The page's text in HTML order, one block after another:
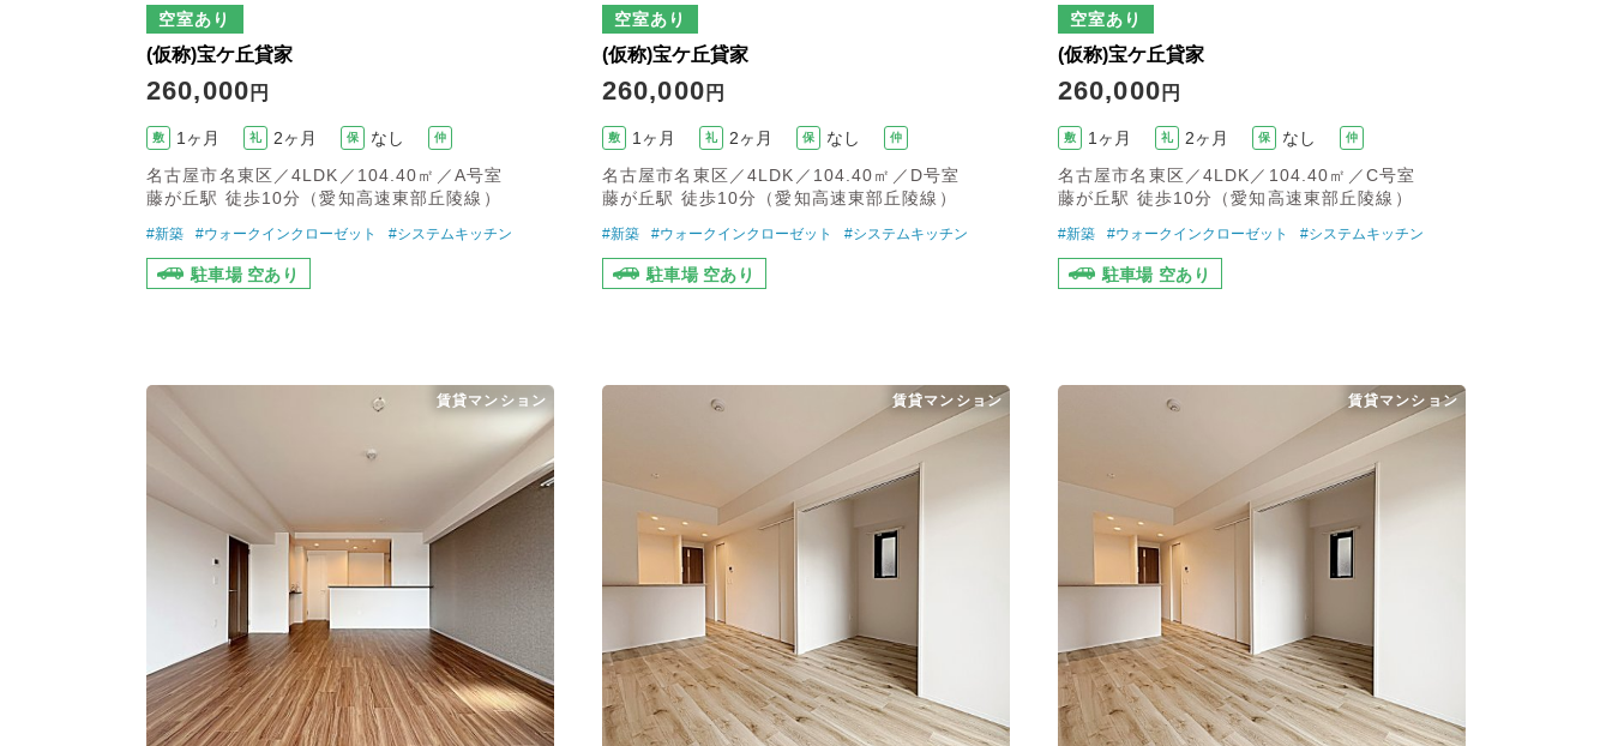
空室あり
(仮称)宝ケ丘貸家
260,000 円
敷 1ヶ月 礼 2ヶ月 保 なし 仲
名古屋市名東区／4LDK／104.40㎡／A号室
藤が丘駅 徒歩10分（愛知高速東部丘陵線）
#新築 #ウォークインクローゼット #システムキッチン
駐車場 空あり
空室あり
(仮称)宝ケ丘貸家
260,000 円
敷 1ヶ月 礼 2ヶ月 保 なし 仲
名古屋市名東区／4LDK／104.40㎡／D号室
藤が丘駅 徒歩10分（愛知高速東部丘陵線）
#新築 #ウォークインクローゼット #システムキッチン
駐車場 空あり
空室あり
(仮称)宝ケ丘貸家
260,000 円
敷 1ヶ月 礼 2ヶ月 保 なし 仲
名古屋市名東区／4LDK／104.40㎡／C号室
藤が丘駅 徒歩10分（愛知高速東部丘陵線）
#新築 #ウォークインクローゼット #システムキッチン
駐車場 空あり
賃貸マンション 賃貸マンション 賃貸マンション